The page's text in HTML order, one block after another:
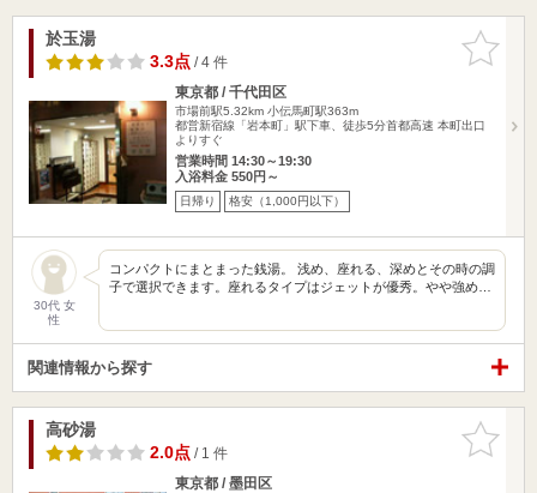
お気に入
りに追加
於玉湯
3.3点/ 4 件
東京都 / 千代田区
市場前駅5.32km 小伝馬町駅363m
都営新宿線「岩本町」駅下車、徒歩5分首都高速 本町出口
よりすぐ
営業時間 14:30～19:30
入浴料金 550円～
日帰り 格安（1,000円以下）
30代 女
性
コンパクトにまとまった銭湯。 浅め、座れる、深めとその時の調
子で選択できます。座れるタイプはジェットが優秀。やや強め…
関連情報から探す
お気に入
りに追加
高砂湯
2.0点/ 1 件
東京都 / 墨田区